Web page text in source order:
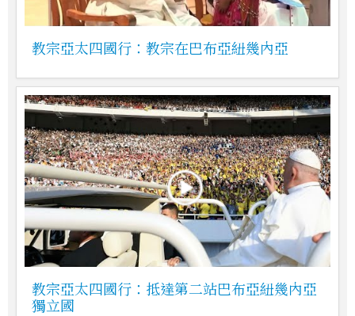
教宗亞太四國行：教宗在巴布亞紐幾內亞
教宗亞太四國行：抵達第二站巴布亞紐幾內亞
獨立國